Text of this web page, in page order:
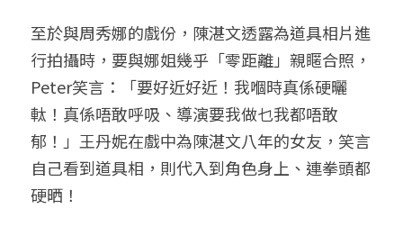
至於與周秀娜的戲份，陳湛文透露為道具相片進
行拍攝時，要與娜姐幾乎「零距離」親䁥合照，
Peter笑言：「要好近好近！我嗰時真係硬曬
軚！真係唔敢呼吸、導演要我做乜我都唔敢
郁！」王丹妮在戲中為陳湛文八年的女友，笑言
自己看到道具相，則代入到角色身上、連拳頭都
硬晒！